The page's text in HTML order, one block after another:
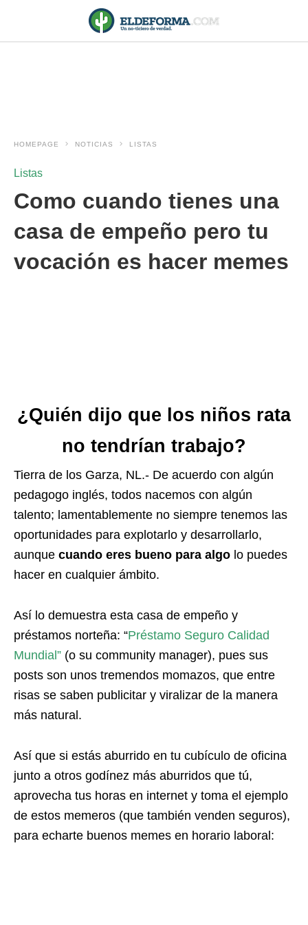
HOMEPAGE NOTICIAS LISTAS
Listas
Como cuando tienes una
casa de empeño pero tu
vocación es hacer memes
¿Quién dijo que los niños rata
no tendrían trabajo?
Tierra de los Garza, NL.- De acuerdo con algún
pedagogo inglés, todos nacemos con algún
talento; lamentablemente no siempre tenemos las
oportunidades para explotarlo y desarrollarlo,
aunque cuando eres bueno para algo lo puedes
hacer en cualquier ámbito.
Así lo demuestra esta casa de empeño y
préstamos norteña: “Préstamo Seguro Calidad
Mundial” (o su community manager), pues sus
posts son unos tremendos momazos, que entre
risas se saben publicitar y viralizar de la manera
más natural.
Así que si estás aburrido en tu cubículo de oficina
junto a otros godínez más aburridos que tú,
aprovecha tus horas en internet y toma el ejemplo
de estos memeros (que también venden seguros),
para echarte buenos memes en horario laboral: